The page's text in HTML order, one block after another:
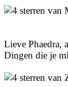
Lieve
Dingen die je